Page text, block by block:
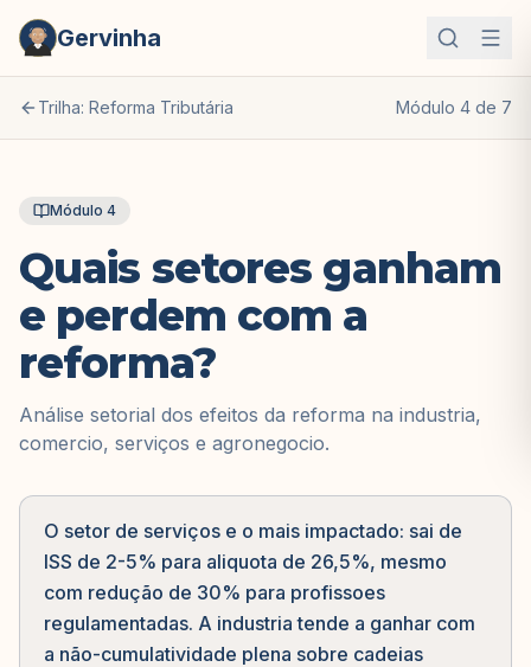
Gervinha
Trilha: Reforma Tributária Módulo 4 de 7
Módulo 4
Quais setores ganham
e perdem com a
reforma?
Análise setorial dos efeitos da reforma na industria,
comercio, serviços e agronegocio.
O setor de serviços e o mais impactado: sai de
ISS de 2-5% para aliquota de 26,5%, mesmo
com redução de 30% para profissoes
regulamentadas. A industria tende a ganhar com
a não-cumulatividade plena sobre cadeias